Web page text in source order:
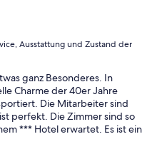
Ausstattung und Zustand der
ganz Besonderes. In
Charme der 40er Jahre
Die Mitarbeiter sind
perfekt. Die Zimmer sind so
*** Hotel erwartet. Es ist ein
einige deutsche TV-